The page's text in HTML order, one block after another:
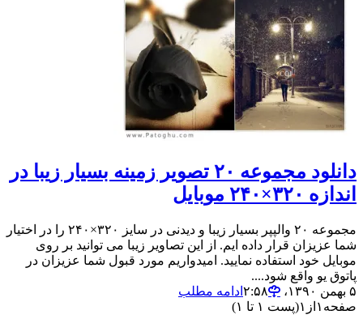
دانلود مجموعه ۲۰ تصویر زمینه بسیار زیبا در
اندازه ۳۲۰×۲۴۰ موبایل
مجموعه ۲۰ والپپر بسیار زیبا و دیدنی در سایز ۳۲۰×۲۴۰ را در اختیار
شما عزیزان قرار داده ایم. از این تصاویر زیبا می توانید بر روی
موبایل خود استفاده نمایید. امیدواریم مورد قبول شما عزیزان در
پاتوق یو واقع شود....
۵ بهمن ۱۳۹۰،‏ ۲:۵۸
ادامه مطلب
صفحه ۱ از ۱(پست ۱ تا ۱)